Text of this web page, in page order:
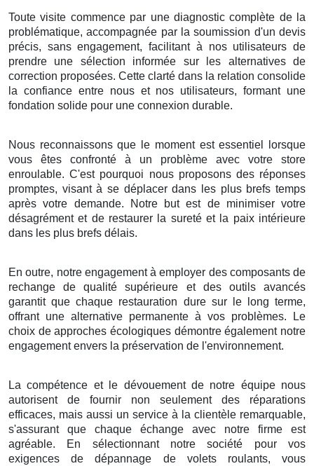
Toute visite commence par une diagnostic complète de la
problématique, accompagnée par la soumission d'un devis
précis, sans engagement, facilitant à nos utilisateurs de
prendre une sélection informée sur les alternatives de
correction proposées. Cette clarté dans la relation consolide
la confiance entre nous et nos utilisateurs, formant une
fondation solide pour une connexion durable.
Nous reconnaissons que le moment est essentiel lorsque
vous êtes confronté à un problème avec votre store
enroulable. C'est pourquoi nous proposons des réponses
promptes, visant à se déplacer dans les plus brefs temps
après votre demande. Notre but est de minimiser votre
désagrément et de restaurer la sureté et la paix intérieure
dans les plus brefs délais.
En outre, notre engagement à employer des composants de
rechange de qualité supérieure et des outils avancés
garantit que chaque restauration dure sur le long terme,
offrant une alternative permanente à vos problèmes. Le
choix de approches écologiques démontre également notre
engagement envers la préservation de l'environnement.
La compétence et le dévouement de notre équipe nous
autorisent de fournir non seulement des réparations
efficaces, mais aussi un service à la clientèle remarquable,
s'assurant que chaque échange avec notre firme est
agréable. En sélectionnant notre société pour vos
exigences de dépannage de volets roulants, vous